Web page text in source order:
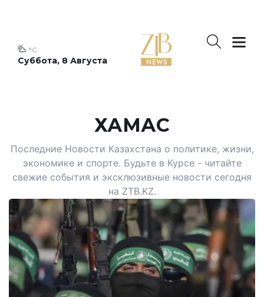
Суббота, 8 Августа
°C
ХАМАС
Последние Новости Казахстана о политике, жизни,
экономике и спорте. Будьте в Курсе - читайте
свежие события и эксклюзивные новости сегодня
на ZTB.KZ.